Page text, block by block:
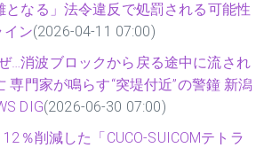
となる」法令違反で処罰される可能性
イン(2026-04-11 07:00)
…消波ブロックから戻る途中に流され
専門家が鳴らす“突堤付近”の警鐘 新潟
DIG(2026-06-30 07:00)
％削減した「CUCO-SUICOMテトラ